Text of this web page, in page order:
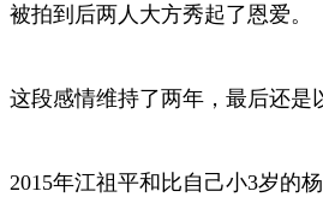
被拍到后两人大方秀起了恩爱。
这段感情维持了两年，最后还是
2015年江祖平和比自己小3岁的